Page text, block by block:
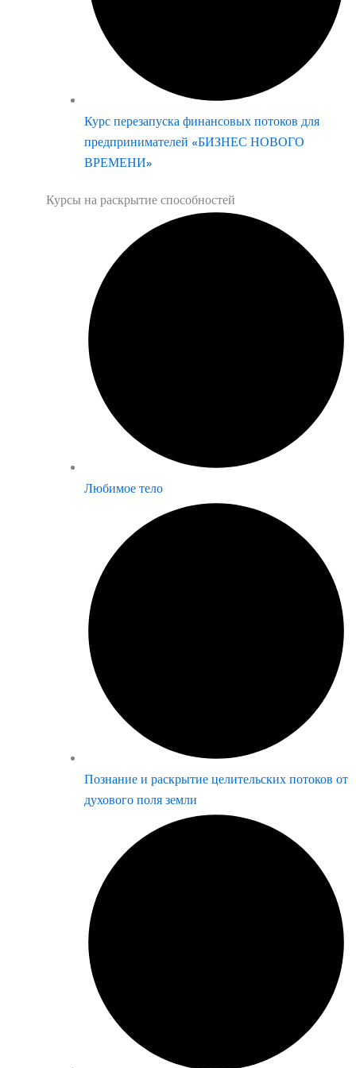
Курс перезапуска финансовых потоков для
предпринимателей «БИЗНЕС НОВОГО
ВРЕМЕНИ»
Курсы на раскрытие способностей
Любимое тело
Познание и раскрытие целительских потоков от
духового поля земли